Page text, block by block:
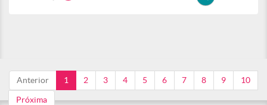
Anterior 1 2 3 4 5 6 7 8 9 10
Próxima